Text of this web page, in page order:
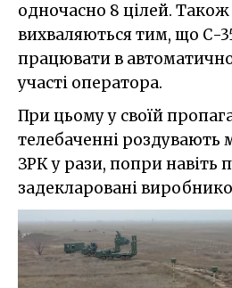
одночасно 8 цілей.
вихваляються тим, що С-
працювати в
участі оператора.
При цьому у своїй
телебаченні роздувають
ЗРК у рази, попри навіть
задекларовані